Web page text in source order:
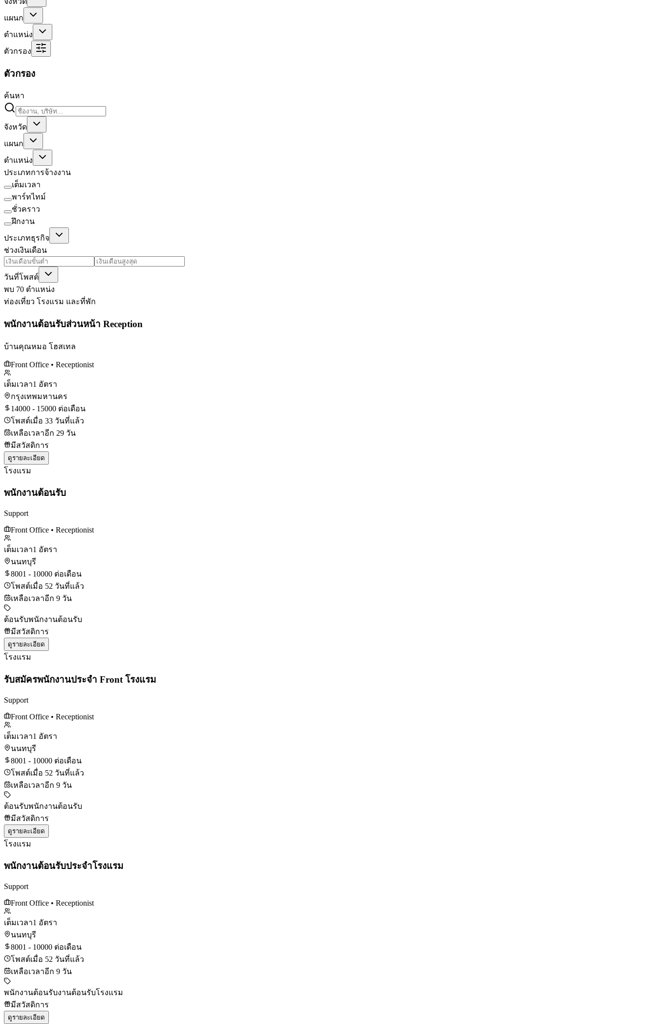
แผนก
ตำแหน่ง
ตัวกรอง
ตัวกรอง
ค้นหา
จังหวัด
แผนก
ตำแหน่ง
ประเภทการจ้างงาน
เต็มเวลา
พาร์ทไทม์
ชั่วคราว
ฝึกงาน
ประเภทธุรกิจ
ช่วงเงินเดือน
วันที่โพสต์
พบ 70 ตำแหน่ง
ท่องเที่ยว โรงแรม และที่พัก
พนักงานต้อนรับส่วนหน้า Reception
บ้านคุณหมอ โฮสเทล
Front Office • Receptionist
เต็มเวลา1 อัตรา
กรุงเทพมหานคร
14000 - 15000 ต่อเดือน
โพสต์เมื่อ 33 วันที่แล้ว
เหลือเวลาอีก 29 วัน
มีสวัสดิการ
ดูรายละเอียด
โรงแรม
พนักงานต้อนรับ
Support
Front Office • Receptionist
เต็มเวลา1 อัตรา
นนทบุรี
8001 - 10000 ต่อเดือน
โพสต์เมื่อ 52 วันที่แล้ว
เหลือเวลาอีก 9 วัน
ต้อนรับพนักงานต้อนรับ
มีสวัสดิการ
ดูรายละเอียด
โรงแรม
รับสมัครพนักงานประจำ Front โรงแรม
Support
Front Office • Receptionist
เต็มเวลา1 อัตรา
นนทบุรี
8001 - 10000 ต่อเดือน
โพสต์เมื่อ 52 วันที่แล้ว
เหลือเวลาอีก 9 วัน
ต้อนรับพนักงานต้อนรับ
มีสวัสดิการ
ดูรายละเอียด
โรงแรม
พนักงานต้อนรับประจำโรงแรม
Support
Front Office • Receptionist
เต็มเวลา1 อัตรา
นนทบุรี
8001 - 10000 ต่อเดือน
โพสต์เมื่อ 52 วันที่แล้ว
เหลือเวลาอีก 9 วัน
พนักงานต้อนรับงานต้อนรับโรงแรม
มีสวัสดิการ
ดูรายละเอียด